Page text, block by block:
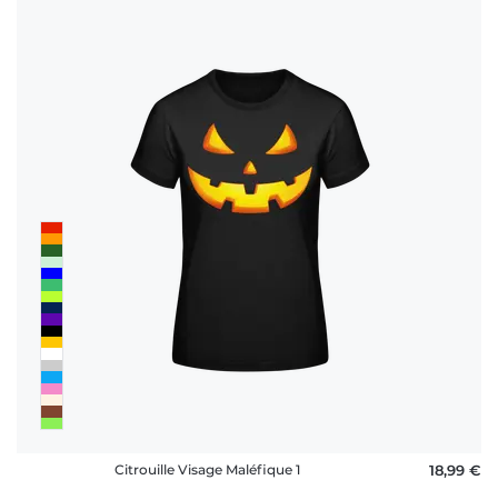
Citrouille Visage Maléfique 1
18,99 €